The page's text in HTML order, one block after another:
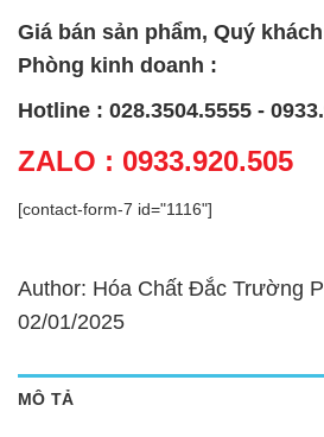
Giá bán sản phẩm, Quý
Phòng kinh doanh :
Hotline : 028.3504.5555 -
ZALO : 0933.920.505
[contact-form-7 id="1116"]
Author: Hóa Chất Đắc Trường
02/01/2025
MÔ TẢ